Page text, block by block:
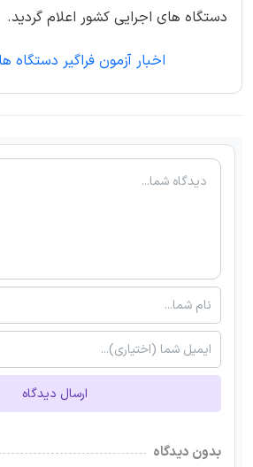
دستگاه های اجرایی کشور اعلام گردید.
اخبار آزمون فراگیر دستگاه
ارسال دیدگاه
بدون دیدگاه